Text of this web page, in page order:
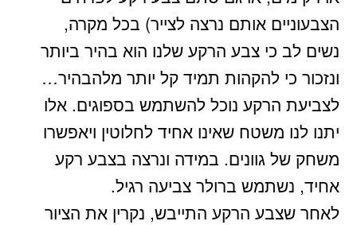
הצבעוניים אותם נרצה לצייר) בכל מקרה,
נשים לב כי צבע הרקע שלנו הוא בהיר ביותר
ונזכור כי להקהות תמיד קל יותר מלהבהיר…
לצביעת הרקע נוכל להשתמש בספוגים. אלו
יתנו לנו משטח שאינו אחיד לחלוטין ויאפשרו
משחק של גוונים. במידה ונרצה בצבע רקע
אחיד, נשתמש ברולר צביעה רגיל.
לאחר שצבע הרקע התייבש, נקרין את הציור